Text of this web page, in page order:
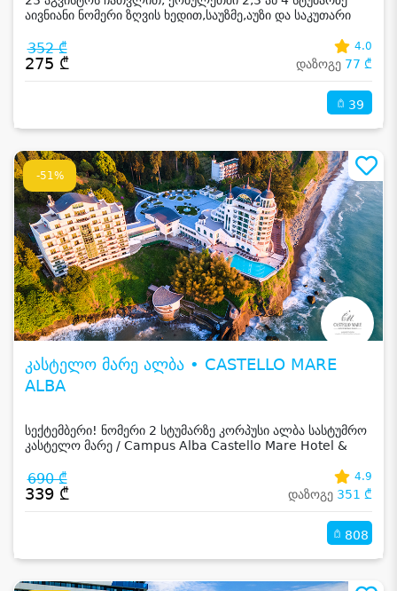
აივნიანი ნომერი ზღვის ხედით,საუზმე,აუზი და საკუთარი
352 ₾
275 ₾
4.0
დაზოგე 77 ₾
39
-51%
კასტელო მარე ალბა • CASTELLO MARE
ALBA
სექტემბერი! ნომერი 2 სტუმარზე კორპუსი ალბა სასტუმრო
კასტელო მარე / Campus Alba Castello Mare Hotel &
690 ₾
339 ₾
4.9
დაზოგე 351 ₾
808